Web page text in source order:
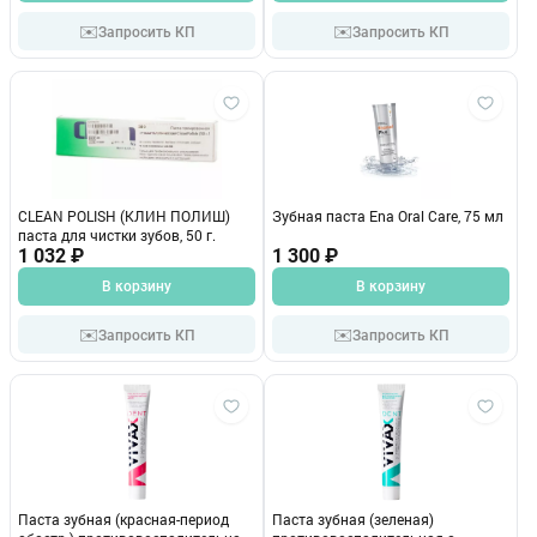
✉️Запросить КП ✉️Запросить КП
CLEAN POLISH (КЛИН ПОЛИШ)
паста для чистки зубов, 50 г.
1 032 ₽
В корзину
✉️Запросить КП
Зубная паста Ena Oral Care, 75 мл
1 300 ₽
В корзину
✉️Запросить КП
Паста зубная (красная-период
Паста зубная (зеленая)